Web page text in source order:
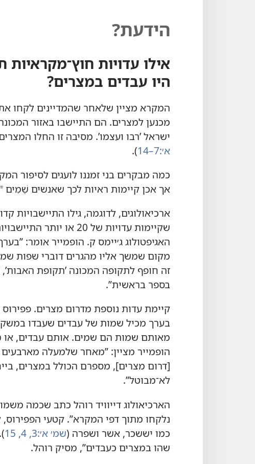
הידעת?‏
אילו עדויות
היו עבדים במצרים?‏
המקרא מציין שלאחר שהמדיינים לקחו
מכנען למצרים.‏ הם התיישבו באזור
ישראל ’‏רבו ועצמו’‏.‏ מסיבה זו החלו
א׳:‏7–14
‏)‏.‏
כמה מבקרים בני זמננו לועגים לסיפור
אך אכן קיימות ראיות לכך שאנשים שֵׁמִים a
ארכיאולוגים,‏ לדוגמה,‏ גילו התיישבויות
שקיימות עדויות של 20
מקום שמשך אליו מהגרים דוברי שפות
זה חופף לתקופה המכונה ’‏תקופת
בספר בראשית”‏.‏
מאותם שמות הם שמים.‏ אותם עבדים,‏ או
הופמייר מציין:‏ ”‏מאחר שלמעלה
[‏דרום מצרים]‏,‏ מספרם הכולל במצרים,‏
לא־מבוטל”‏.‏
הארכיאולוג דייוויד רוהל כתב שכמה
נלקחו מתוך דפי המקרא”‏.‏ קטעי
כמו יששכר,‏ אשר ושפרה (‏שמ׳ א׳:‏3,‏ 4,‏
שהו במצרים כעבדים”‏,‏ מסיק רוהל.‏